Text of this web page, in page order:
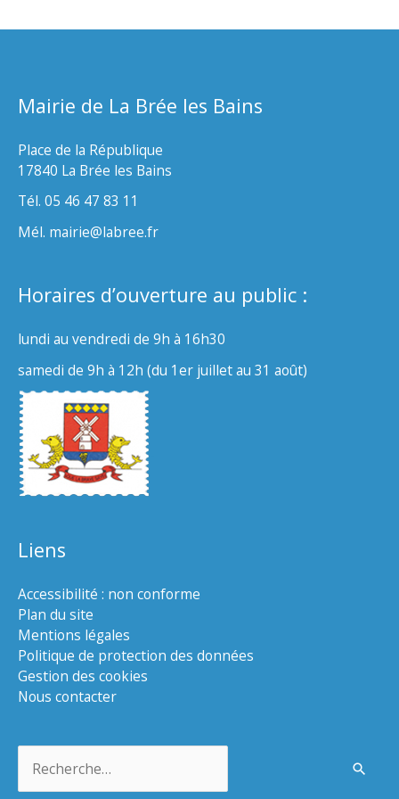
Mairie de La Brée les Bains
Place de la République
17840 La Brée les Bains
Tél. 05 46 47 83 11
Mél. mairie@labree.fr
Horaires d’ouverture au public :
lundi au vendredi de 9h à 16h30
samedi de 9h à 12h (du 1er juillet au 31 août)
Liens
Accessibilité : non conforme
Plan du site
Mentions légales
Politique de protection des données
Gestion des cookies
Nous contacter